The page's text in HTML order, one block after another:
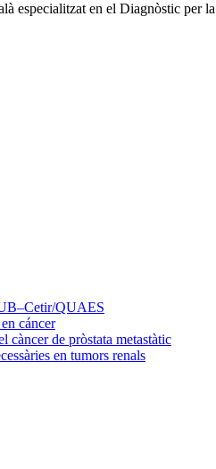
especialitzat en el Diagnòstic per
QUAES
cáncer
càncer de pròstata metastàtic
en tumors renals